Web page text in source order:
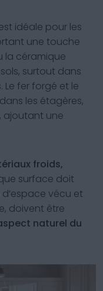
idéale pour les
une touche
la céramique
surtout dans
fer forgé et le
les étagères,
ajoutant une
froids,
surface doit
vécu et
doivent être
naturel du